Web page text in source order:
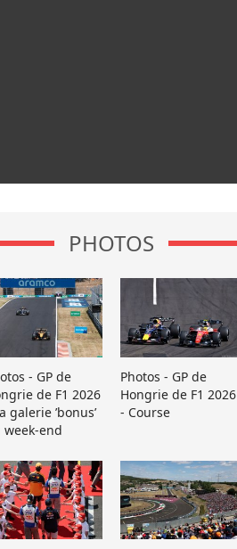
PHOTOS
- GP de
de F1 2026
galerie ’bonus’
week-end
Photos - GP de
Hongrie de F1 2026
- Course